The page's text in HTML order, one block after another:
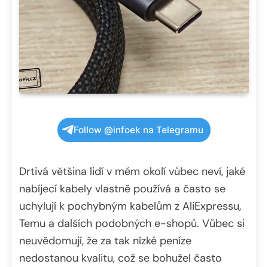
Follow @infoek na Telegramu
Drtivá většina lidí v mém okolí vůbec neví, jaké
nabíjecí kabely vlastně používá a často se
uchylují k pochybným kabelům z AliExpressu,
Temu a dalších podobných e-shopů. Vůbec si
neuvědomují, že za tak nízké peníze
nedostanou kvalitu, což se bohužel často